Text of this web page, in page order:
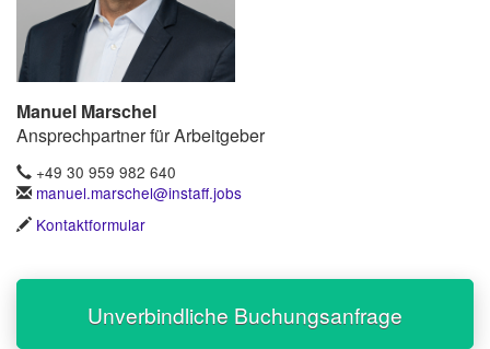
Manuel Marschel
Ansprechpartner für Arbeitgeber
+49 30 959 982 640
manuel.marschel@instaff.jobs
Kontaktformular
Unverbindliche Buchungsanfrage